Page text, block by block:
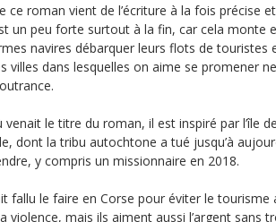
ce roman vient de l’écriture à la fois précise
un peu forte surtout à la fin, car cela monte
navires débarquer leurs flots de touristes
villes dans lesquelles on aime se promener
venait le titre du roman, il est inspiré par l’île
dont la tribu autochtone a tué jusqu’à
y compris un missionnaire en 2018.
fallu le faire en Corse pour éviter le
violence, mais ils aiment aussi l’argent sans